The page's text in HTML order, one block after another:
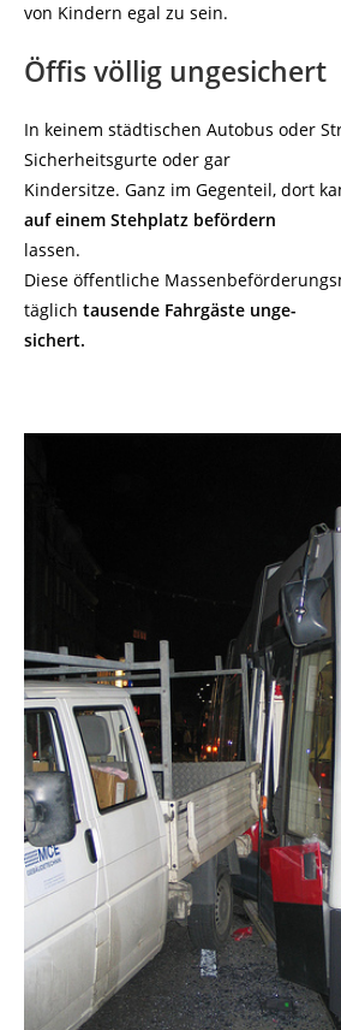
von Kindern egal zu sein.
Öffis völlig ungesichert
In keinem städtischen Autobus oder
Sicherheitsgurte oder gar
Kindersitze. Ganz im Gegenteil, dort
auf einem Stehplatz befördern
lassen.
Diese öffentliche
täglich tausende Fahrgäste unge-
sichert.